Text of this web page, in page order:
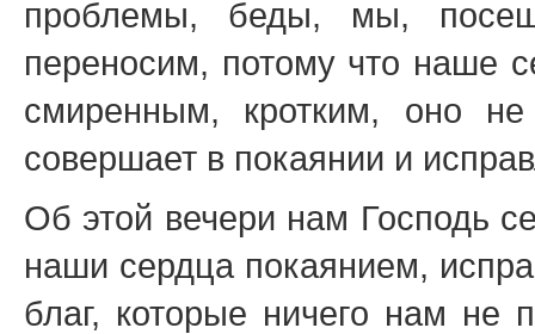
проблемы, беды, мы,
переносим, потому что наше
смиренным, кротким, оно
совершает в покаянии и
Об этой вечери нам Господь
наши сердца покаянием,
благ, которые ничего нам не